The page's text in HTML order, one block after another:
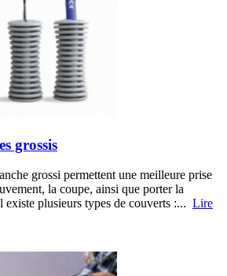
grossis
grossi permettent une meilleure prise
la coupe, ainsi que porter la
plusieurs types de couverts :... Lire